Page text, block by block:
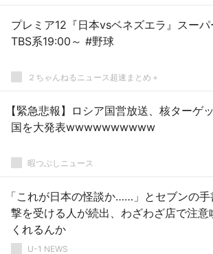
プレミア12『日本vsベネズエラ』スー
TBS系19:00～ #野球
２ちゃんねるニュース超速まとめ＋
【緊急悲報】ロシア国営放送、核ターゲ
国を大発表wwwwwwwwww
暇つぶしニュース
「これが日本の怪談か……」とセブンの
撃を受ける人が続出、わざわざ店で注意
くれるんか
U-1 NEWS